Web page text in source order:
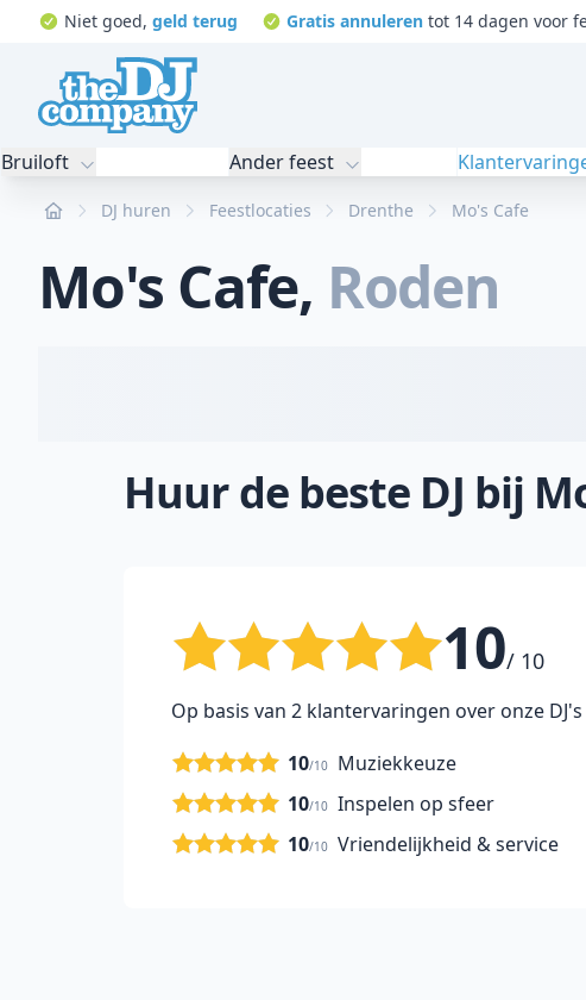
Niet goed, geld terug Gratis annuleren tot 14 dagen voor
Bruiloft Ander feest
Home DJ huren Feestlocaties Drenthe Mo's Cafe
Mo's Cafe, Roden
Huur de beste DJ bij
10/ 10
Op basis van 2 klantervaringen over onze DJ's
Muziekkeuze
10/10
Inspelen op sfeer
10/10
Vriendelijkheid & service
10/10